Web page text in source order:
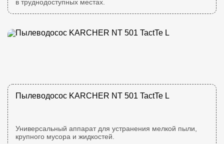
в труднодоступных местах.
Пылеводосос KARCHER NT 501 TactTe L
Универсальный аппарат для устранения мелкой пыли,
крупного мусора и жидкостей.